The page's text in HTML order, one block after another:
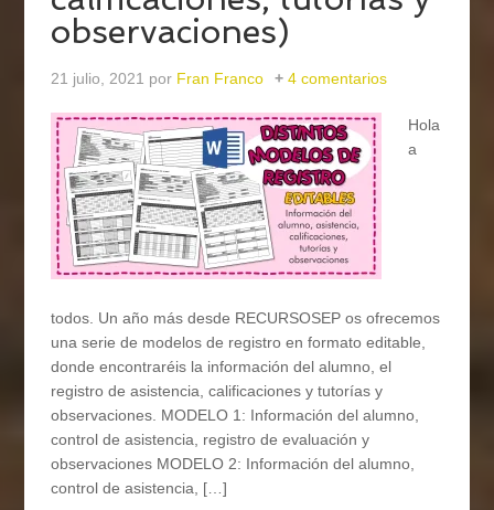
observaciones)
21 julio, 2021 por Fran Franco 4 comentarios
Hola
a
todos. Un año más desde RECURSOSEP os ofrecemos
una serie de modelos de registro en formato editable,
donde encontraréis la información del alumno, el
registro de asistencia, calificaciones y tutorías y
observaciones. MODELO 1: Información del alumno,
control de asistencia, registro de evaluación y
observaciones MODELO 2: Información del alumno,
control de asistencia, […]